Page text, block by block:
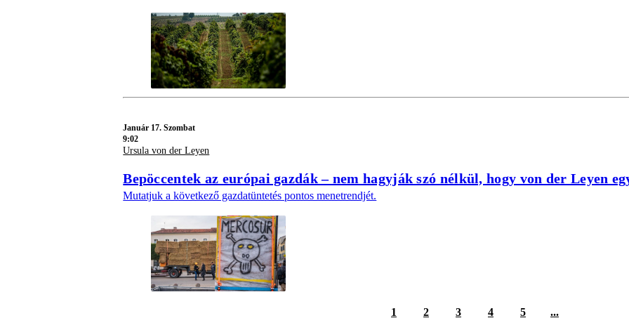
Január 17. Szombat
9:02
Ursula von der Leyen
Bepöccentek az európai gazdák – nem hagyják szó nélkül, hogy von der Leyen
Mutatjuk a következő gazdatüntetés pontos menetrendjét.
1 2 3 4 5 ...